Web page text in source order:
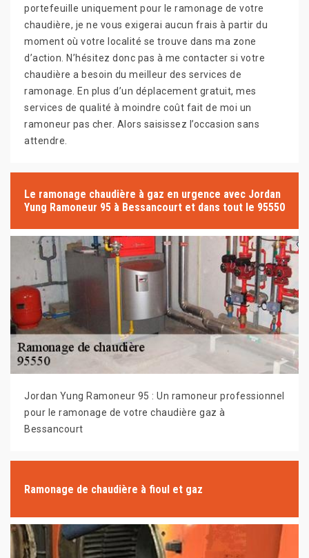
portefeuille uniquement pour le ramonage de votre
chaudière, je ne vous exigerai aucun frais à partir du
moment où votre localité se trouve dans ma zone
d’action. N’hésitez donc pas à me contacter si votre
chaudière a besoin du meilleur des services de
ramonage. En plus d’un déplacement gratuit, mes
services de qualité à moindre coût fait de moi un
ramoneur pas cher. Alors saisissez l’occasion sans
attendre.
Le ramonage chaudière à gaz en urgence avec Jordan
Yung Ramoneur 95 à Bessancourt et dans tout le 95550
Jordan Yung Ramoneur 95 : Un ramoneur professionnel
pour le ramonage de votre chaudière gaz à
Bessancourt
Ramonage de chaudière à fioul et gaz